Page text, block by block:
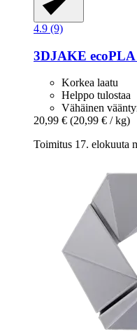
4.9 (9)
3DJAKE
Korkea laatu
Helppo tulostaa
Vähäinen
20,99 € (20,99 € / kg)
Toimitus 17. elokuuta